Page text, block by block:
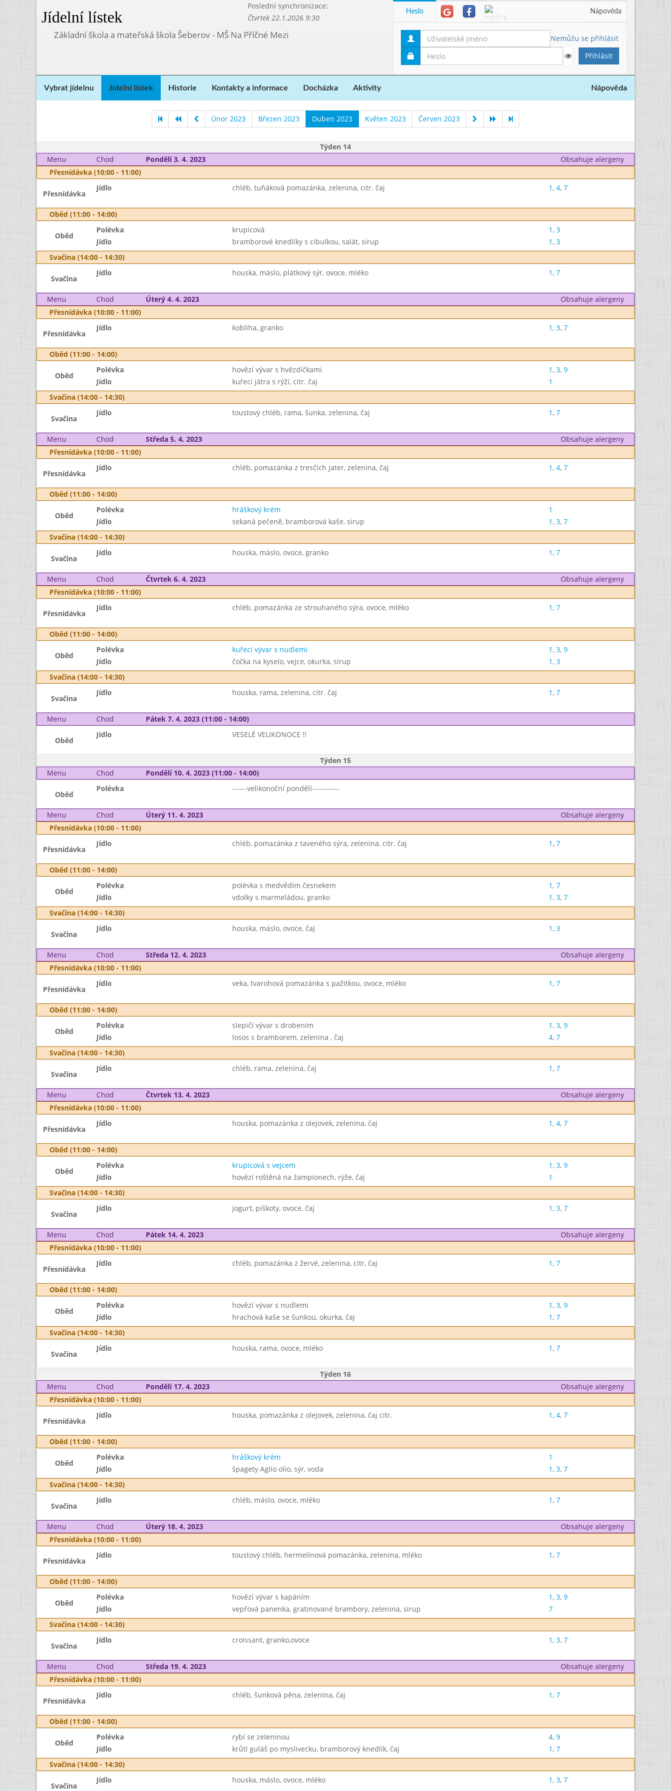
Jídelní lístek
Poslední synchronizace:
Čtvrtek 22.1.2026 9:30
Základní škola a mateřská škola Šeberov - MŠ Na Příčné Mezi
Heslo Nápověda
Nemůžu se přihlásit
Vybrat jídelnu Jídelní lístek Historie Kontakty a informace Docházka Aktivity Nápověda
Únor 2023 Březen 2023 Duben 2023 Květen 2023 Červen 2023
Týden 14
Menu
Chod Pondělí 3. 4. 2023
Obsahuje alergeny
Přesnídávka (10:00 - 11:00)
Přesnídávka
Jídlo chléb, tuňáková pomazánka, zelenina, citr. čaj 1, 4, 7
Oběd (11:00 - 14:00)
Oběd
Polévka krupicová 1, 3
Jídlo
bramborové knedlíky s cibulkou, salát, sirup 1, 3
Svačina (14:00 - 14:30)
Svačina
Jídlo houska, máslo, plátkový sýr, ovoce, mléko 1, 7
Menu Chod Úterý 4. 4. 2023
Obsahuje alergeny
Přesnídávka (10:00 - 11:00)
Přesnídávka
Jídlo kobliha, granko 1, 3, 7
Oběd (11:00 - 14:00)
Oběd
Polévka hovězí vývar s hvězdičkami 1, 3, 9
Jídlo
kuřecí játra s rýží, citr. čaj
1
Svačina (14:00 - 14:30)
Svačina
Jídlo toustový chléb, rama, šunka, zelenina, čaj 1, 7
Menu Chod Středa 5. 4. 2023
Obsahuje alergeny
Přesnídávka (10:00 - 11:00)
Přesnídávka
Jídlo chléb, pomazánka z tresčích jater, zelenina, čaj 1, 4, 7
Oběd (11:00 - 14:00)
Oběd
Polévka hráškový krém
1
Jídlo
sekaná pečeně, bramborová kaše, sirup 1, 3, 7
Svačina (14:00 - 14:30)
Svačina
Jídlo houska, máslo, ovoce, granko 1, 7
Menu Chod Čtvrtek 6. 4. 2023
Obsahuje alergeny
Přesnídávka (10:00 - 11:00)
Přesnídávka
Jídlo chléb, pomazánka ze strouhaného sýra, ovoce, mléko 1, 7
Oběd (11:00 - 14:00)
Oběd
Polévka kuřecí vývar s nudlemi 1, 3, 9
Jídlo
čočka na kyselo, vejce, okurka, sirup 1, 3
Svačina (14:00 - 14:30)
Svačina
Jídlo houska, rama, zelenina, citr. čaj 1, 7
Menu Chod Pátek 7. 4. 2023 (11:00 - 14:00)
Oběd
Jídlo VESELÉ VELIKONOCE !!
Týden 15
Menu
Chod Pondělí 10. 4. 2023 (11:00 - 14:00)
Oběd
Polévka ------velikonoční pondělí-----------
Menu Chod Úterý 11. 4. 2023
Obsahuje alergeny
Přesnídávka (10:00 - 11:00)
Přesnídávka
Jídlo chléb, pomazánka z taveného sýra, zelenina, citr. čaj 1, 7
Oběd (11:00 - 14:00)
Oběd
Polévka polévka s medvědím česnekem 1, 7
Jídlo
vdolky s marmeládou, granko 1, 3, 7
Svačina (14:00 - 14:30)
Svačina
Jídlo houska, máslo, ovoce, čaj 1, 3
Menu Chod Středa 12. 4. 2023
Obsahuje alergeny
Přesnídávka (10:00 - 11:00)
Přesnídávka
Jídlo veka, tvarohová pomazánka s pažitkou, ovoce, mléko 1, 7
Oběd (11:00 - 14:00)
Oběd
Polévka slepičí vývar s drobením 1, 3, 9
Jídlo
losos s bramborem, zelenina , čaj 4, 7
Svačina (14:00 - 14:30)
Svačina
Jídlo chléb, rama, zelenina, čaj 1, 7
Menu Chod Čtvrtek 13. 4. 2023
Obsahuje alergeny
Přesnídávka (10:00 - 11:00)
Přesnídávka
Jídlo houska, pomazánka z olejovek, zelenina, čaj 1, 4, 7
Oběd (11:00 - 14:00)
Oběd
Polévka krupicová s vejcem 1, 3, 9
Jídlo
hovězí roštěná na žampionech, rýže, čaj
1
Svačina (14:00 - 14:30)
Svačina
Jídlo jogurt, piškoty, ovoce, čaj 1, 3, 7
Menu Chod Pátek 14. 4. 2023
Obsahuje alergeny
Přesnídávka (10:00 - 11:00)
Přesnídávka
Jídlo chléb, pomazánka z žervé, zelenina, citr, čaj 1, 7
Oběd (11:00 - 14:00)
Oběd
Polévka hovězí vývar s nudlemi 1, 3, 9
Jídlo
hrachová kaše se šunkou, okurka, čaj 1, 7
Svačina (14:00 - 14:30)
Svačina
Jídlo houska, rama, ovoce, mléko 1, 7
Týden 16
Menu
Chod Pondělí 17. 4. 2023
Obsahuje alergeny
Přesnídávka (10:00 - 11:00)
Přesnídávka
Jídlo houska, pomazánka z olejovek, zelenina, čaj citr. 1, 4, 7
Oběd (11:00 - 14:00)
Oběd
Polévka hráškový krém
1
Jídlo
špagety Aglio olio, sýr, voda 1, 3, 7
Svačina (14:00 - 14:30)
Svačina
Jídlo chléb, máslo, ovoce, mléko 1, 7
Menu Chod Úterý 18. 4. 2023
Obsahuje alergeny
Přesnídávka (10:00 - 11:00)
Přesnídávka
Jídlo toustový chléb, hermelínová pomazánka, zelenina, mléko 1, 7
Oběd (11:00 - 14:00)
Oběd
Polévka hovězí vývar s kapáním 1, 3, 9
Jídlo
vepřová panenka, gratinované brambory, zelenina, sirup
7
Svačina (14:00 - 14:30)
Svačina
Jídlo croissant, granko,ovoce 1, 3, 7
Menu Chod Středa 19. 4. 2023
Obsahuje alergeny
Přesnídávka (10:00 - 11:00)
Přesnídávka
Jídlo chléb, šunková pěna, zelenina, čaj 1, 7
Oběd (11:00 - 14:00)
Oběd
Polévka rybí se zeleninou 4, 9
Jídlo
krůtí guláš po myslivecku, bramborový knedlík, čaj 1, 7
Svačina (14:00 - 14:30)
Svačina
Jídlo houska, máslo, ovoce, mléko 1, 3, 7